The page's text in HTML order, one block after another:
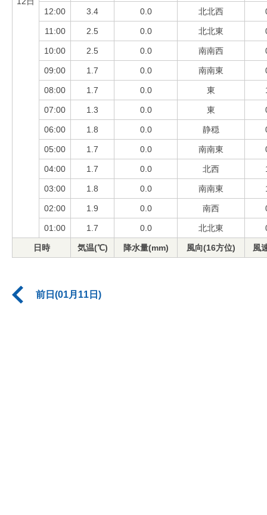
12:00 3.4 0.0 北北西
11:00 2.5 0.0 北北東
10:00 2.5 0.0 南南西
09:00 1.7 0.0 南南東
08:00 1.7 0.0 東
07:00 1.3 0.0 東
06:00 1.8 0.0 静穏
05:00 1.7 0.0 南南東
04:00 1.7 0.0 北西
03:00 1.8 0.0 南南東
02:00 1.9 0.0 南西
01:00 1.7 0.0 北北東
日時 気温(℃) 降水量(mm) 風向(16方位) 風
前日(01月11日)